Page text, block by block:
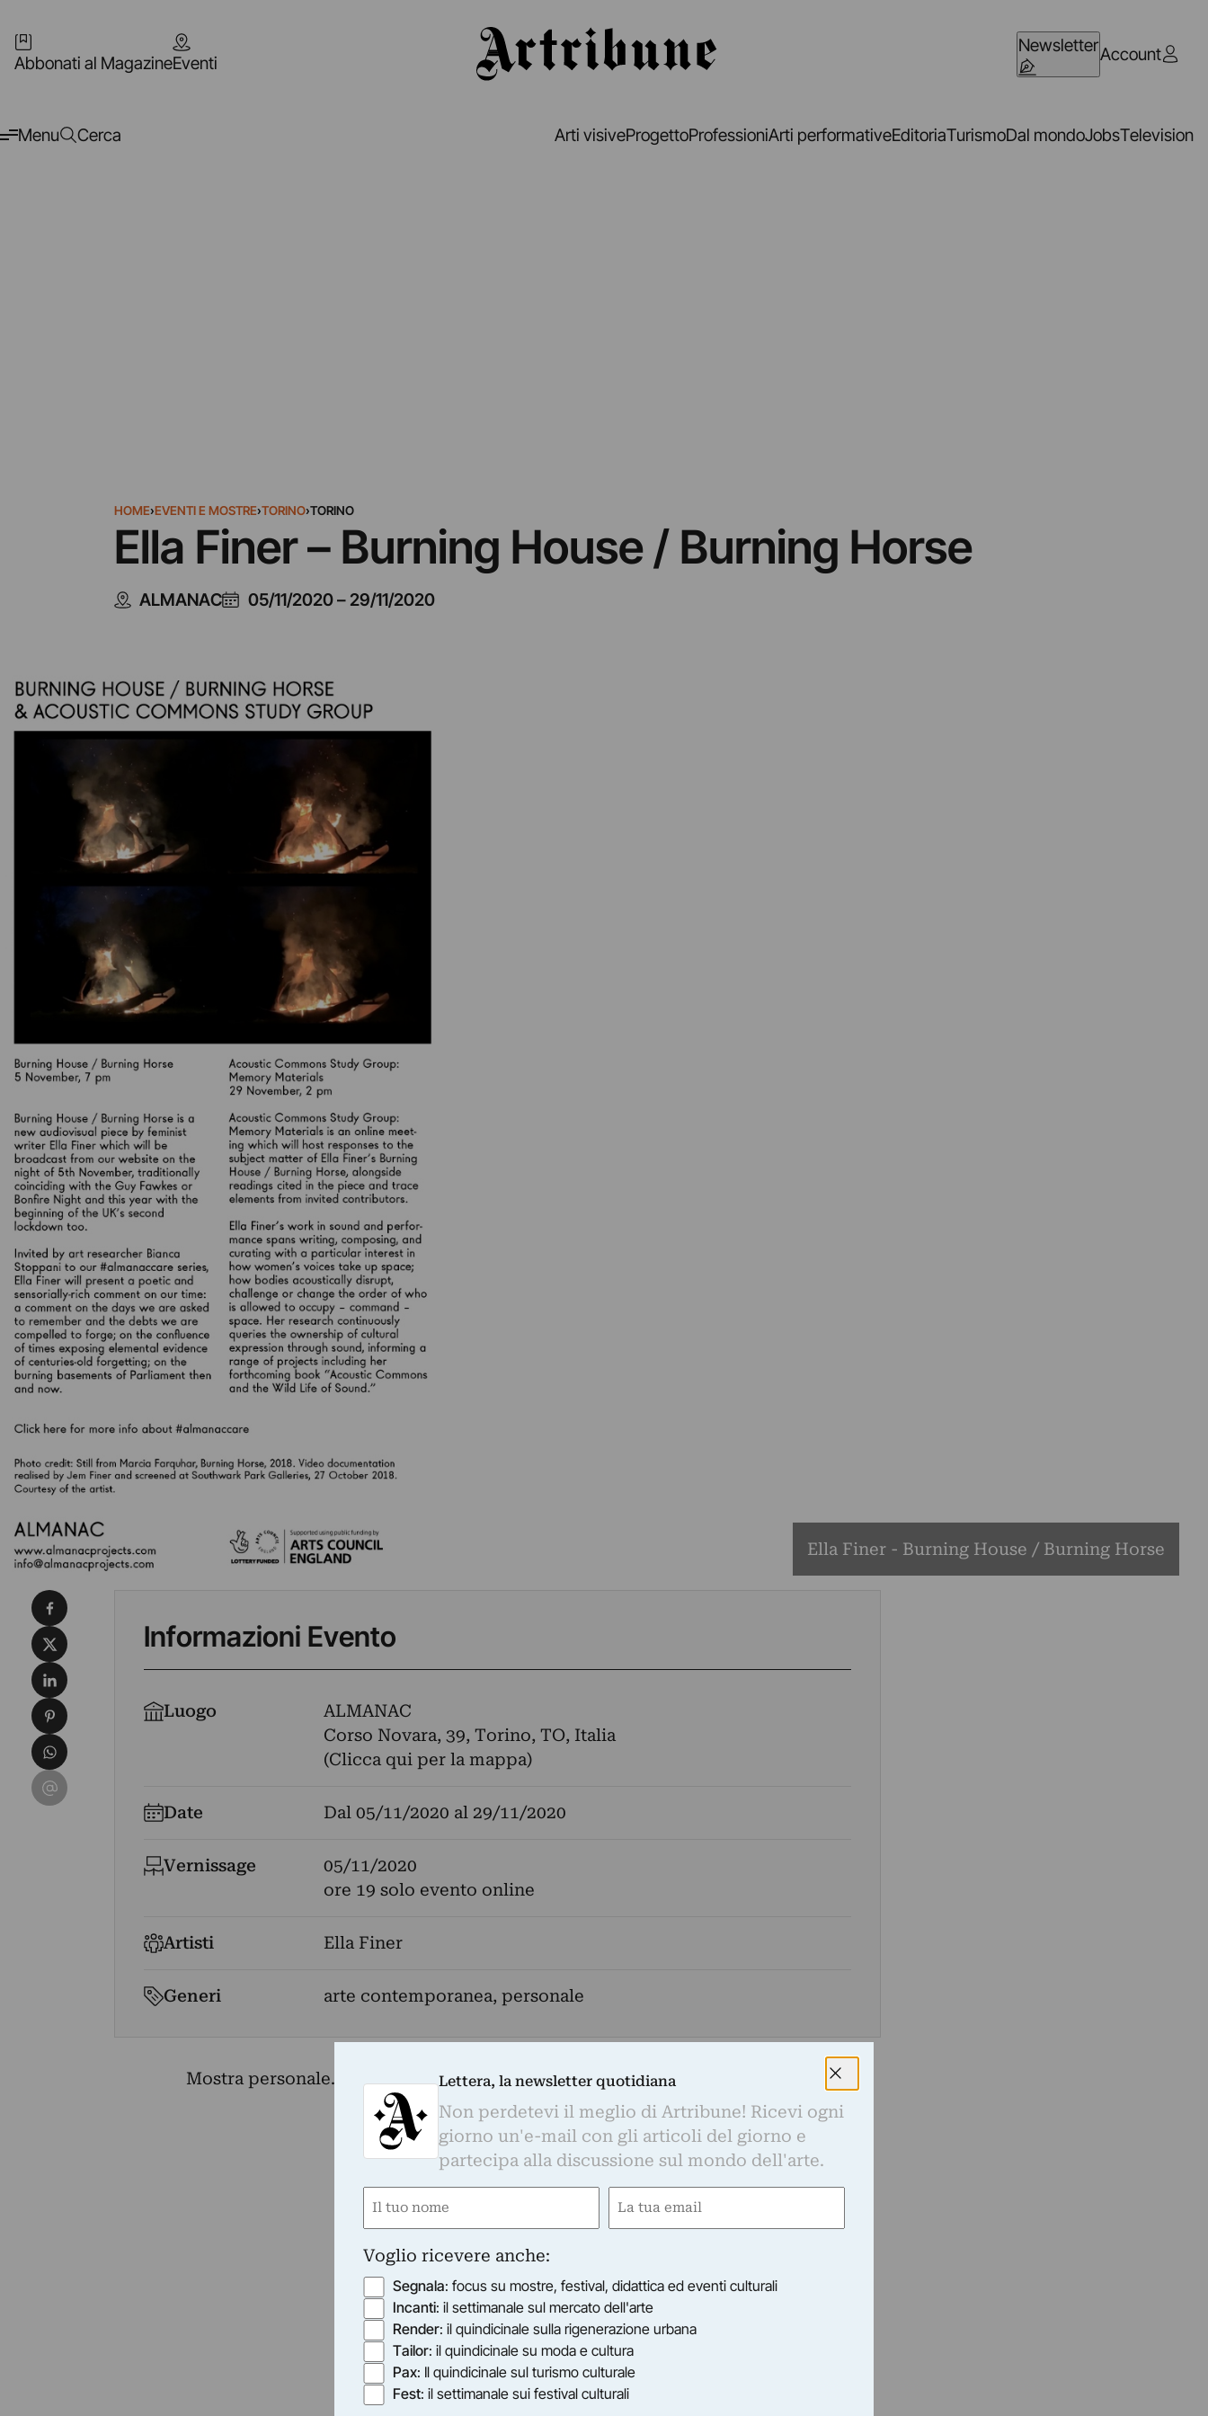
Abbonati al MagazineEventi
NewsletterAccount
Menu Cerca Arti visiveProgettoProfessioniArti performativeEditoriaTurismoDal mondoJobsTelevision
HOME›EVENTI E MOSTRE›TORINO›TORINO
Ella Finer – Burning House / Burning Horse
ALMANAC 05/11/2020– 29/11/2020
Ella Finer - Burning House / Burning Horse
Informazioni Evento
Luogo
ALMANAC
Corso Novara, 39, Torino, TO, Italia
(Clicca qui per la mappa)
Date Dal 05/11/2020 al 29/11/2020
Vernissage
05/11/2020
ore 19 solo evento online
Artisti Ella Finer
Generi arte contemporanea, personale
Mostra personale.
Condividi su Facebook
Condividi su X
Condividi su LinkedIn
Condividi su Pinterest
Condividi su WhatsApp
Condividi su Email
Lettera, la newsletter quotidiana
Non perdetevi il meglio di Artribune! Ricevi ogni
giorno un'e-mail con gli articoli del giorno e
partecipa alla discussione sul mondo dell'arte.
Nome
Email
Voglio ricevere anche:
Segnala: focus su mostre, festival, didattica ed eventi culturali
Incanti: il settimanale sul mercato dell'arte
Render: il quindicinale sulla rigenerazione urbana
Tailor: il quindicinale su moda e cultura
Pax: Il quindicinale sul turismo culturale
Fest: il settimanale sui festival culturali